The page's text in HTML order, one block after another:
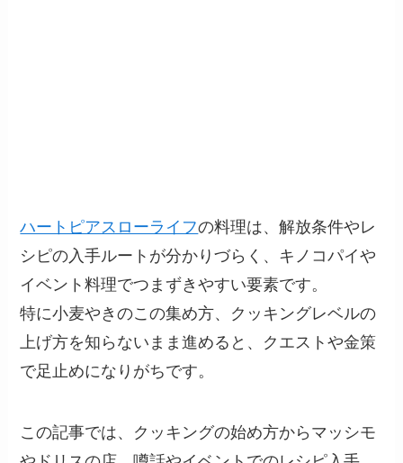
ハートピアスローライフの料理は、解放条件やレ
シピの入手ルートが分かりづらく、キノコパイや
イベント料理でつまずきやすい要素です。
特に小麦やきのこの集め方、クッキングレベルの
上げ方を知らないまま進めると、クエストや金策
で足止めになりがちです。
この記事では、クッキングの始め方からマッシモ